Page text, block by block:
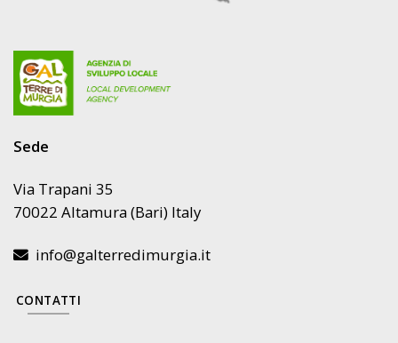
Sede
Via Trapani 35
70022 Altamura (Bari) Italy
info@galterredimurgia.it
CONTATTI